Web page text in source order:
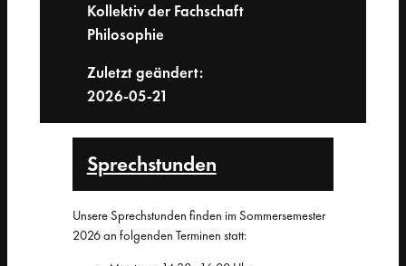
Kollektiv der Fachschaft
Philosophie
Zuletzt geändert:
2026-05-21
Sprech­stunden
Unsere Sprechstunden finden im Sommersemester
2026 an folgenden Terminen statt: